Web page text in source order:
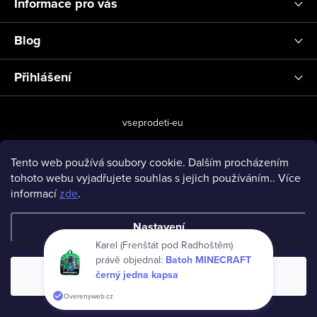
Tento web používá soubory cookie. Dalším procházením
tohoto webu vyjadřujete souhlas s jejich používáním.. Více
informacízde.
Nastavení
Souhlasím
Blog
Přihlášení
vseprodeti-eu
Copyright 2026www.vseprodeti.eu. Všechna práva vyhrazena.
Karel (Frenštát pod Radhoštěm)
právě objednal: Batoh MINECRAFT
černý jedna kapsa
Overenyweb.cz